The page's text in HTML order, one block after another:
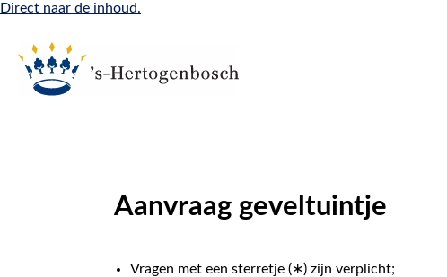
Direct naar de inhoud.
Aanvraag geveltuintje
Vragen met een sterretje (∗) zijn verplicht;